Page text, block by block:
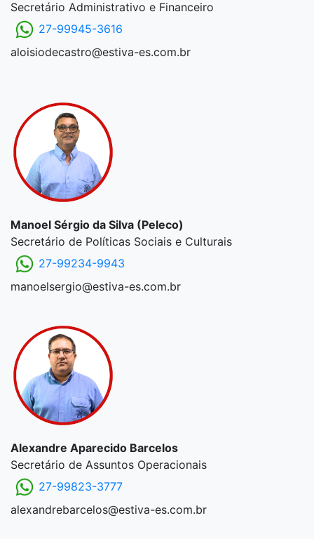
Secretário Administrativo e Financeiro
27-99945-3616
aloisiodecastro@estiva-es.com.br
Manoel Sérgio da Silva (Peleco)
Secretário de Políticas Sociais e Culturais
27-99234-9943
manoelsergio@estiva-es.com.br
Alexandre Aparecido Barcelos
Secretário de Assuntos Operacionais
27-99823-3777
alexandrebarcelos@estiva-es.com.br